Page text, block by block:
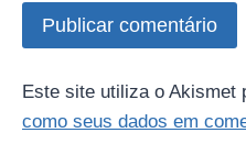
Este site utiliza o Akismet
como seus dados em